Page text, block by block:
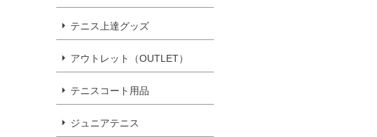
テニス上達グッズ
アウトレット（OUTLET）
テニスコート用品
ジュニアテニス